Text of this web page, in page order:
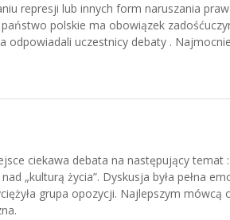
represji lub innych form naruszania
państwo polskie ma obowiązek
odpowiadali uczestnicy debaty .
ciekawa debata na następujący temat
„kulturą życia”. Dyskusja była pełna
grupa opozycji. Najlepszym mówcą